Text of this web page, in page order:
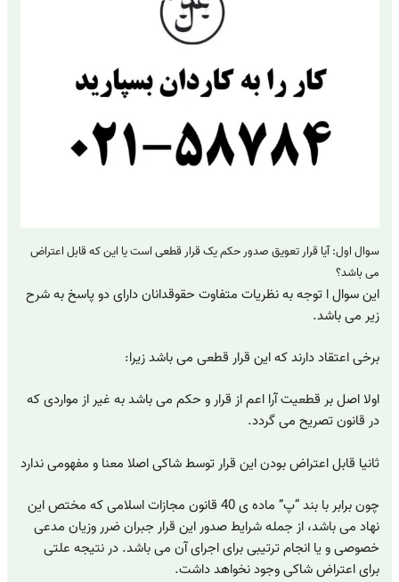
سوال اول: آیا قرار تعویق صدور حکم یک قرار قطعی است یا این که قابل اعتراض
می باشد؟
این سوال ا توجه به نظریات متفاوت حقوقدانان دارای دو پاسخ به شرح
زیر می باشد.
برخی اعتقاد دارند که این قرار قطعی می باشد زیرا:
اولا اصل بر قطعیت آرا اعم از قرار و حکم می باشد به غیر از مواردی که
در قانون تصریح می گردد.
ثانیا قابل اعتراض بودن این قرار توسط شاکی اصلا معنا و مفهومی ندارد
چون برابر با بند “پ” ماده ی 40 قانون مجازات اسلامی که مختص این
نهاد می باشد، از جمله شرایط صدور این قرار جبران ضرر وزیان مدعی
خصوصی و یا انجام ترتیبی برای اجرای آن می باشد. در نتیجه علتی
برای اعتراض شاکی وجود نخواهد داشت.